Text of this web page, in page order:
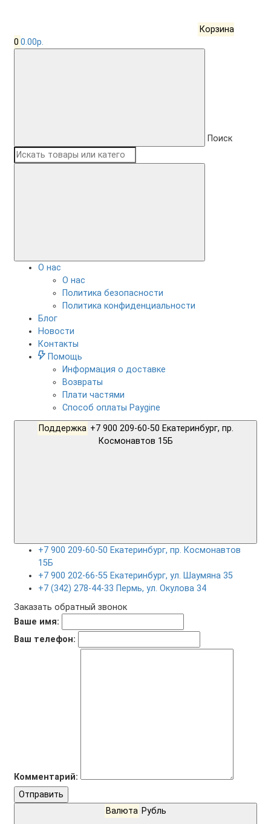
Корзина
0 0.00р.
Поиск
О нас
О нас
Политика безопасности
Политика конфиденциальности
Блог
Новости
Контакты
Помощь
Информация о доставке
Возвраты
Плати частями
Способ оплаты Paygine
Поддержка +7 900 209-60-50 Екатеринбург, пр.
+7 900 209-60-50 Екатеринбург, пр. Космонавтов
15Б
+7 900 202-66-55 Екатеринбург, ул. Шаумяна 35
+7 (342) 278-44-33 Пермь, ул. Окулова 34
Заказать обратный звонок
Ваше имя:
Ваш телефон:
Комментарий:
Отправить
Валюта Рубль